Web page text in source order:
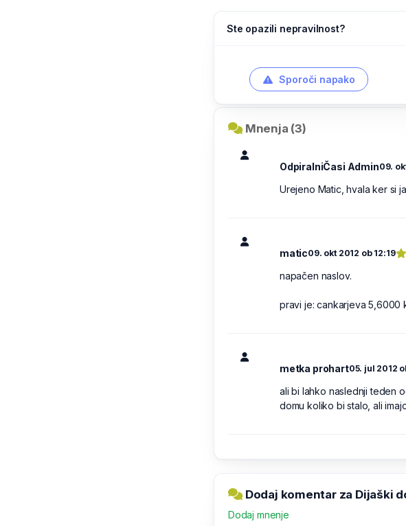
Ste opazili nepravilnost?
Sporoči napako
Mnenja (3)
OdpiralniČasi Admin09.
Urejeno Matic, hvala ker si
matic09. okt 2012 ob 12:19
napačen naslov.
pravi je: cankarjeva 5,6000
metka prohart05. jul 2012
ali bi lahko naslednji teden
domu koliko bi stalo, ali
Dodaj komentar za Dijaški
Dodaj mnenje